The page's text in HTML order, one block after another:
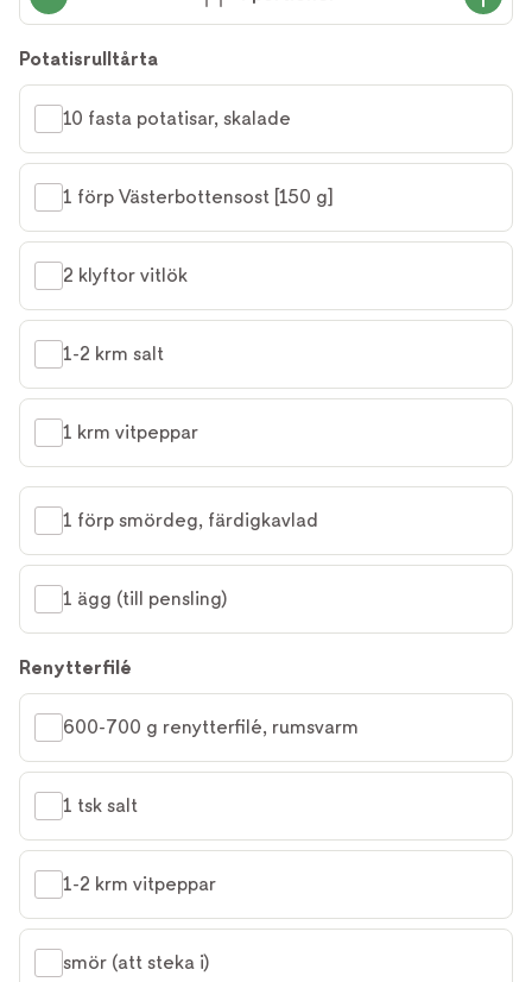
Potatisrulltårta
10 fasta potatisar, skalade
1 förp Västerbottensost [150 g]
2 klyftor vitlök
1-2 krm salt
1 krm vitpeppar
1 förp smördeg, färdigkavlad
1 ägg (till pensling)
Renytterfilé
600-700 g renytterfilé, rumsvarm
1 tsk salt
1-2 krm vitpeppar
smör (att steka i)